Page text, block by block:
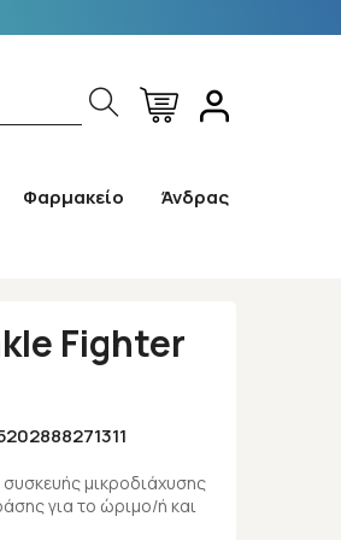
Φαρμακείο Άνδρας
Fighter
μικροδιάχυσης
για το ώριμο/ή και